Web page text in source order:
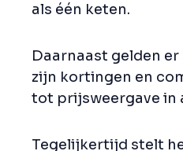
als één keten.
Daarnaast gelden
zijn kortingen en
tot prijsweergave in
Tegelijkertijd stelt